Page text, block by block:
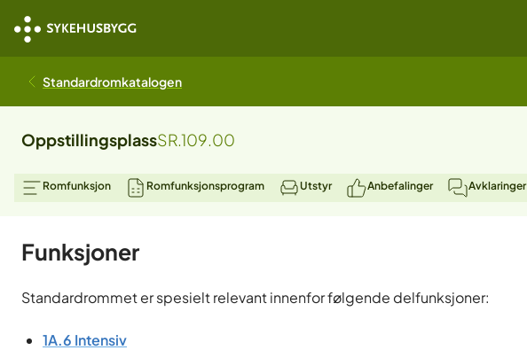
Standardromkatalogen
OppstillingsplassSR.109.00
Romfunksjon Romfunksjonsprogram Utstyr Anbefalinger Avklaringer
Funksjoner
Standardrommet er spesielt relevant innenfor følgende delfunksjoner:
1A.6 Intensiv